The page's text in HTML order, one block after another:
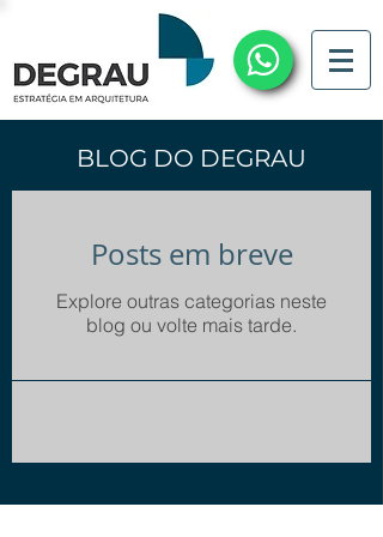
BLOG DO DEGRAU
Posts em breve
Explore outras categorias neste
blog ou volte mais tarde.